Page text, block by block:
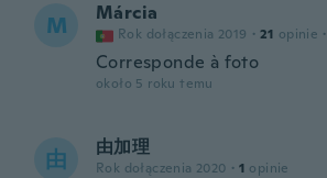
M Márcia
Rok dołączenia 2019 · 21 opinie ·
Corresponde à foto
około 5 roku temu
由 由加理
Rok dołączenia 2020 · 1 opinie